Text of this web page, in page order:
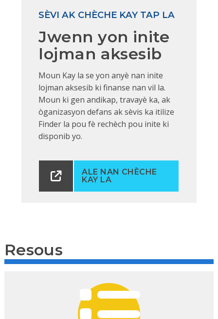
SÈVI AK CHÈCHE KAY TAP LA
Jwenn yon inite
lojman aksesib
Moun Kay la se yon anyè nan inite
lojman aksesib ki finanse nan vil la.
Moun ki gen andikap, travayè ka, ak
òganizasyon defans ak sèvis ka itilize
Finder la pou fè rechèch pou inite ki
disponib yo.
ALE NAN CHÈCHE
KAY LA
Resous